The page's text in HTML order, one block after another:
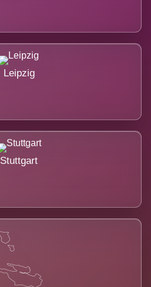
Leipzig
Stuttgart